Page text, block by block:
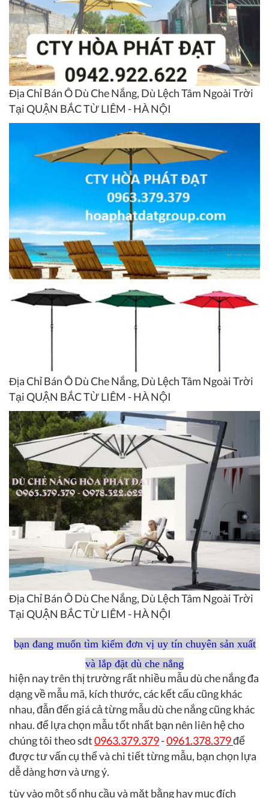
Địa Chỉ Bán Ô Dù Che Nắng, Dù Lệch Tâm Ngoài Trời
Tại QUẬN BẮC TỪ LIÊM - HÀ NỘI
Địa Chỉ Bán Ô Dù Che Nắng, Dù Lệch Tâm Ngoài Trời
Tại QUẬN BẮC TỪ LIÊM - HÀ NỘI
Địa Chỉ Bán Ô Dù Che Nắng, Dù Lệch Tâm Ngoài Trời
Tại QUẬN BẮC TỪ LIÊM - HÀ NỘI
bạn đang muốn tìm kiếm đơn vị uy tín chuyên sản xuất
và lắp đặt dù che nắng
hiện nay trên thị trường rất nhiều mẫu dù che nắng đa
dạng về mẫu mã, kích thước, các kết cấu cũng khác
nhau, đẫn đến giá cả từng mẫu dù che nắng cũng khác
nhau. để lựa chọn mẫu tốt nhất bạn nên liên hệ cho
chúng tôi theo sdt0963.379.379-0961.378.379để
được tư vấn cụ thể và chi tiết từng mẫu, bạn chọn lựa
dễ dàng hơn và ưng ý.
tùy vào một số nhu cầu và mặt bằng hay mục đích